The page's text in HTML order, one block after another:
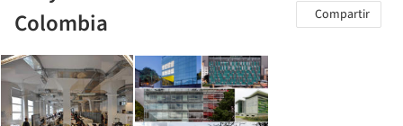
Colombia
Compartir